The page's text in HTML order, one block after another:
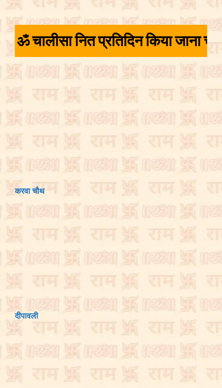
नित प्रतिदिन किया जाना चाहिए ॐ
करवा चौथ
दीपावली